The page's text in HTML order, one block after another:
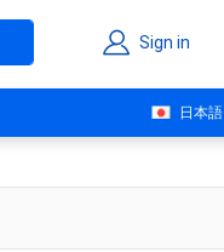
Sign in
日本語